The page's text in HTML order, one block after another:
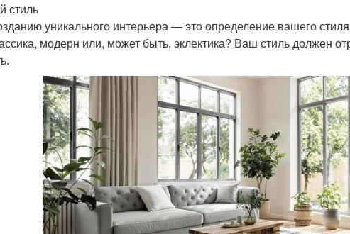
стиль
уникального интерьера — это определение вашего
модерн или, может быть, эклектика? Ваш стиль должен